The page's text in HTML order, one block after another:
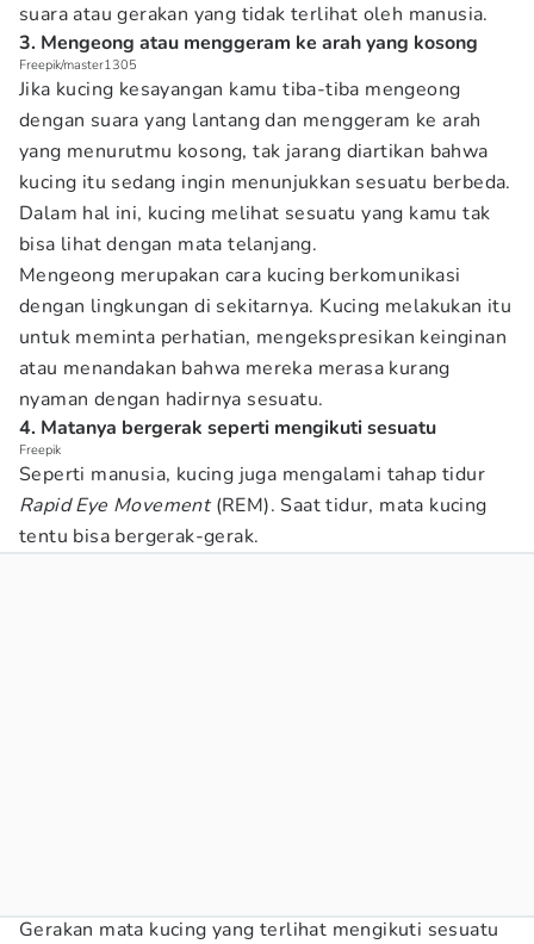
suara atau gerakan yang tidak terlihat oleh manusia.
3. Mengeong atau menggeram ke arah yang kosong
Freepik/master1305
Jika kucing kesayangan kamu tiba-tiba mengeong
dengan suara yang lantang dan menggeram ke arah
yang menurutmu kosong, tak jarang diartikan bahwa
kucing itu sedang ingin menunjukkan sesuatu berbeda.
Dalam hal ini, kucing melihat sesuatu yang kamu tak
bisa lihat dengan mata telanjang.
Mengeong merupakan cara kucing berkomunikasi
dengan lingkungan di sekitarnya. Kucing melakukan itu
untuk meminta perhatian, mengekspresikan keinginan
atau menandakan bahwa mereka merasa kurang
nyaman dengan hadirnya sesuatu.
4. Matanya bergerak seperti mengikuti sesuatu
Freepik
Seperti manusia, kucing juga mengalami tahap tidur
Rapid Eye Movement(REM). Saat tidur, mata kucing
tentu bisa bergerak-gerak.
Gerakan mata kucing yang terlihat mengikuti sesuatu